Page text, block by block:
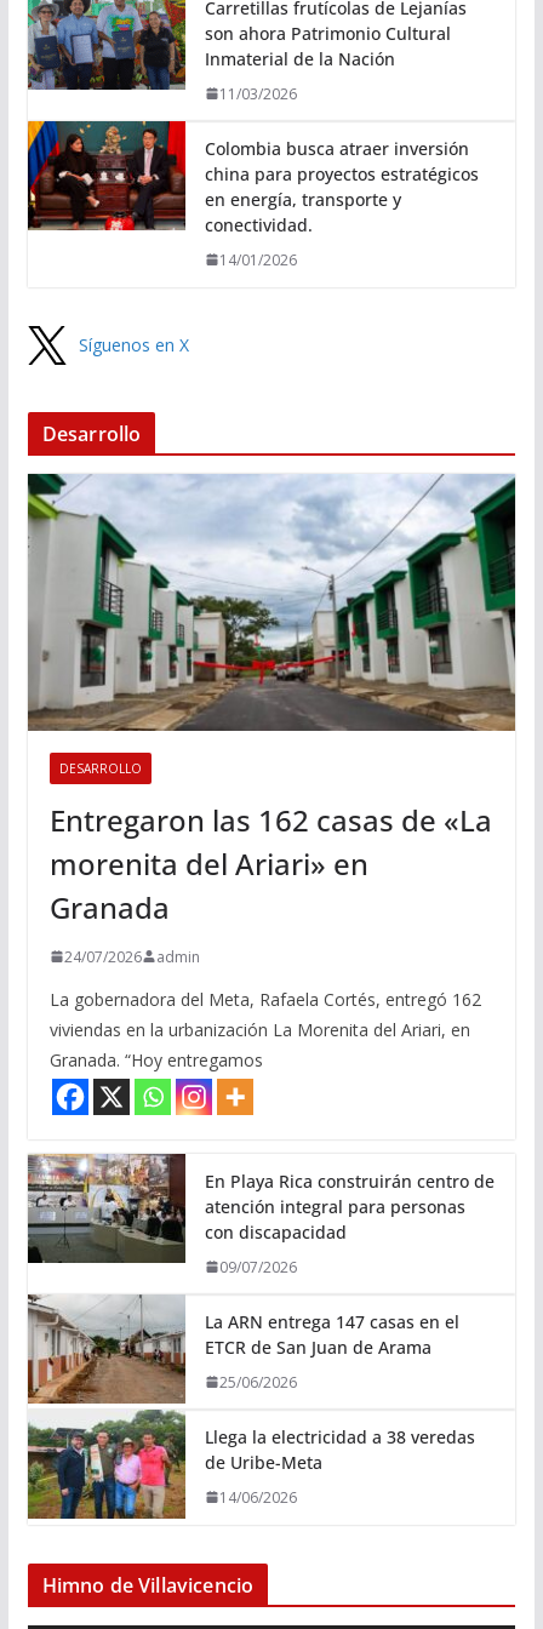
Carretillas frutícolas de Lejanías
son ahora Patrimonio Cultural
Inmaterial de la Nación
11/03/2026
Colombia busca atraer inversión
china para proyectos estratégicos
en energía, transporte y
conectividad.
14/01/2026
Síguenos en X
Desarrollo
DESARROLLO
Entregaron las 162 casas de «La
morenita del Ariari» en
Granada
24/07/2026 admin
La gobernadora del Meta, Rafaela Cortés, entregó 162
viviendas en la urbanización La Morenita del Ariari, en
Granada. “Hoy entregamos
En Playa Rica construirán centro de
atención integral para personas
con discapacidad
09/07/2026
La ARN entrega 147 casas en el
ETCR de San Juan de Arama
25/06/2026
Llega la electricidad a 38 veredas
de Uribe-Meta
14/06/2026
Himno de Villavicencio